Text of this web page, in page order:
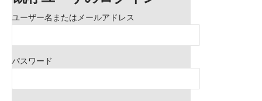
ユーザー名またはメールアドレス
パスワード